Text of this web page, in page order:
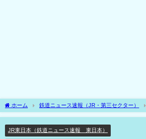
ホーム 鉄道ニュース速報（JR・第三セクター）
速報 東日本）
さらば、でも復活??1『快速ムーン
JR東日本（鉄道ニュース速報 東日本）